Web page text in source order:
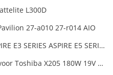
L300D
27-a010 27-r014 AIO
A13-045N2A voor ACER ASPIRE E3 SERIES ASPIRE E5 SERIES ASPIRE ES1 SERIES
PA3546E-1AC3 Pa-1181-02 voor Toshiba X205 180W 19V 9.5A Laptop DC Charger Power Supply